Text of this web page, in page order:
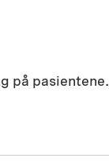
på pasientene.